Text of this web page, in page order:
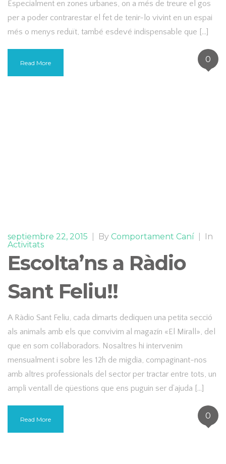
Especialment en zones urbanes, on a més de treure el gos
per a poder contrarestar el fet de tenir-lo vivint en un espai
més o menys reduït, també esdevé indispensable que […]
Read More 0
septiembre 22, 2015 By Comportament Caní
In
Activitats
Escolta’ns a Ràdio
Sant Feliu!!
A Ràdio Sant Feliu, cada dimarts dediquen una petita secció
als animals amb els que convivim al magazín «El Mirall», del
que en som col·laboradors. Nosaltres hi intervenim
mensualment i sobre les 12h de migdia, compaginant-nos
amb altres professionals del sector per tractar entre tots, un
ampli ventall de qüestions que ens puguin ser d’ajuda […]
Read More 0